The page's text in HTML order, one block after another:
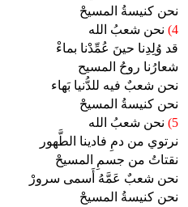
نحن كنيسةُ المسيحْ
4) نحن شعبُ الله
قد وُلِدِنا حينَ عُمِّدْنا بماءْ
شعارُنا روحُ المسيح
نحن شعبٌ فيه للدُّنيا بَهاء
نحن كنيسةُ المسيحْ
5)
نحن شعبُ الله
نرتوي من دمِ فادينا الطَّهور
نقتاتُ من جسمِ المسيحْ
نحن شعبٌ عَمَّهُ أَسمى سرورْ
نحن كنيسةُ المسيحْ